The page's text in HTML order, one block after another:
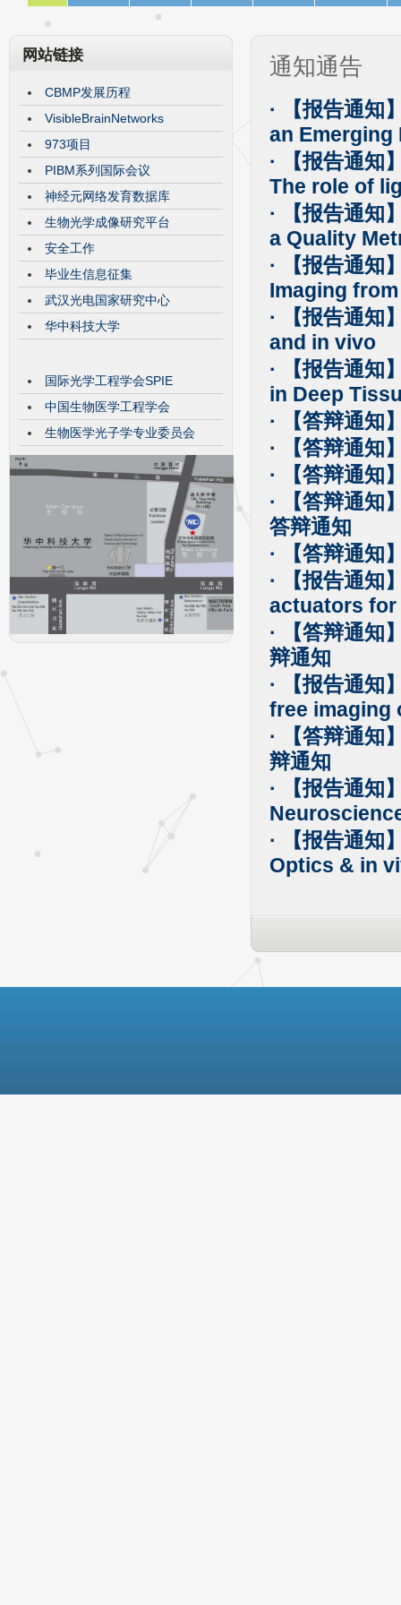
网站链接
CBMP发展历程
VisibleBrainNetworks
973项目
PIBM系列国际会议
神经元网络发育数据库
生物光学成像研究平台
安全工作
毕业生信息征集
武汉光电国家研究中心
华中科技大学
国际光学工程学会SPIE
中国生物医学工程学会
生物医学光子学专业委员会
通知通告
· 【报告通
an Emerging
· 【报告通知
The role of
· 【报告通知
a Quality
· 【报告通
Imaging
· 【报告通
and in vivo
· 【报告通
in Deep
· 【答辩通知
· 【答辩通知
· 【答辩通知
· 【答辩通知
答辩通知
· 【答辩通知
· 【报告通
actuators
· 【答辩通知
辩通知
· 【报告通知
free imaging
· 【答辩通知
辩通知
· 【报告通
· 【报告通
Optics & in